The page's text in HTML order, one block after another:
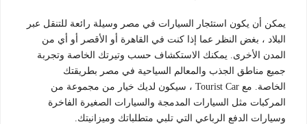
يمكن أن يكون استئجار السيارات في مصر وسيلة رائعة للتنقل عبر
البلاد ، بغض النظر عما إذا كنت في القاهرة أو الأقصر أو أي من
المدن الأخرى. يمكنك الاستكشاف حسب وتيرتك الخاصة وتجربة
جميع مناطق الجذب والمعالم السياحية في مصر بطريقتك
الخاصة. مع Tourist Car ، سيكون لديك خيار من مجموعة من
المركبات مثل السيارات المدمجة والسيارات الصغيرة الفاخرة
وسيارات الدفع الرباعي التي تلبي متطلباتك وميزانيتك.